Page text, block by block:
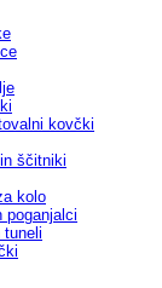
kovčki
ščitniki
kolo
poganjalci